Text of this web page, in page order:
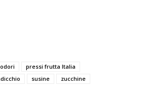
pressi frutta Italia
susine zucchine